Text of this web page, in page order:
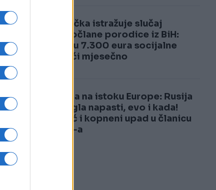
3
Njemačka istražuje slučaj
desetočlane porodice iz BiH:
Primaju 7.300 eura socijalne
pomoći mjesečno
4
Uzbuna na istoku Europe: Rusija
bi mogla napasti, evo i kada!
Moguć i kopneni upad u članicu
NATO-a